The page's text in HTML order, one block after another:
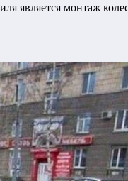
является монтаж